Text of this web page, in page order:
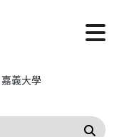
嘉義大學
搜